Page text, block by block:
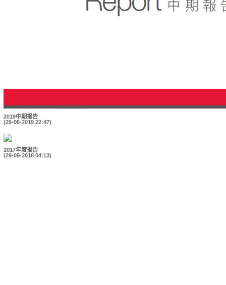
2019中期报告
(29-08-2019 22:47)
2017年度报告
(29-09-2018 04:13)